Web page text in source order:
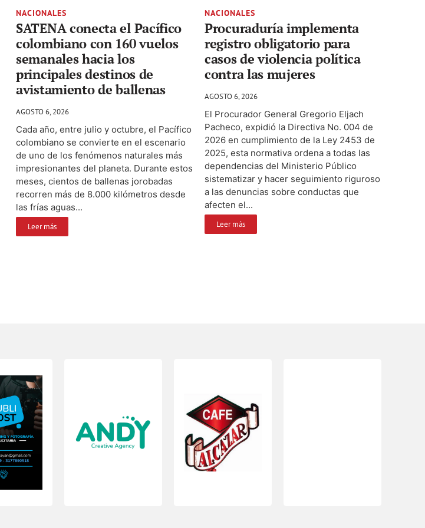
NACIONALES
SATENA conecta el Pacífico
colombiano con 160 vuelos
semanales hacia los
principales destinos de
avistamiento de ballenas
AGOSTO 6, 2026
Cada año, entre julio y octubre, el Pacífico
colombiano se convierte en el escenario
de uno de los fenómenos naturales más
impresionantes del planeta. Durante estos
meses, cientos de ballenas jorobadas
recorren más de 8.000 kilómetros desde
las frías aguas...
Leer más
NACIONALES
Procuraduría implementa
registro obligatorio para
casos de violencia política
contra las mujeres
AGOSTO 6, 2026
El Procurador General Gregorio Eljach
Pacheco, expidió la Directiva No. 004 de
2026 en cumplimiento de la Ley 2453 de
2025, esta normativa ordena a todas las
dependencias del Ministerio Público
sistematizar y hacer seguimiento riguroso
a las denuncias sobre conductas que
afecten el...
Leer más